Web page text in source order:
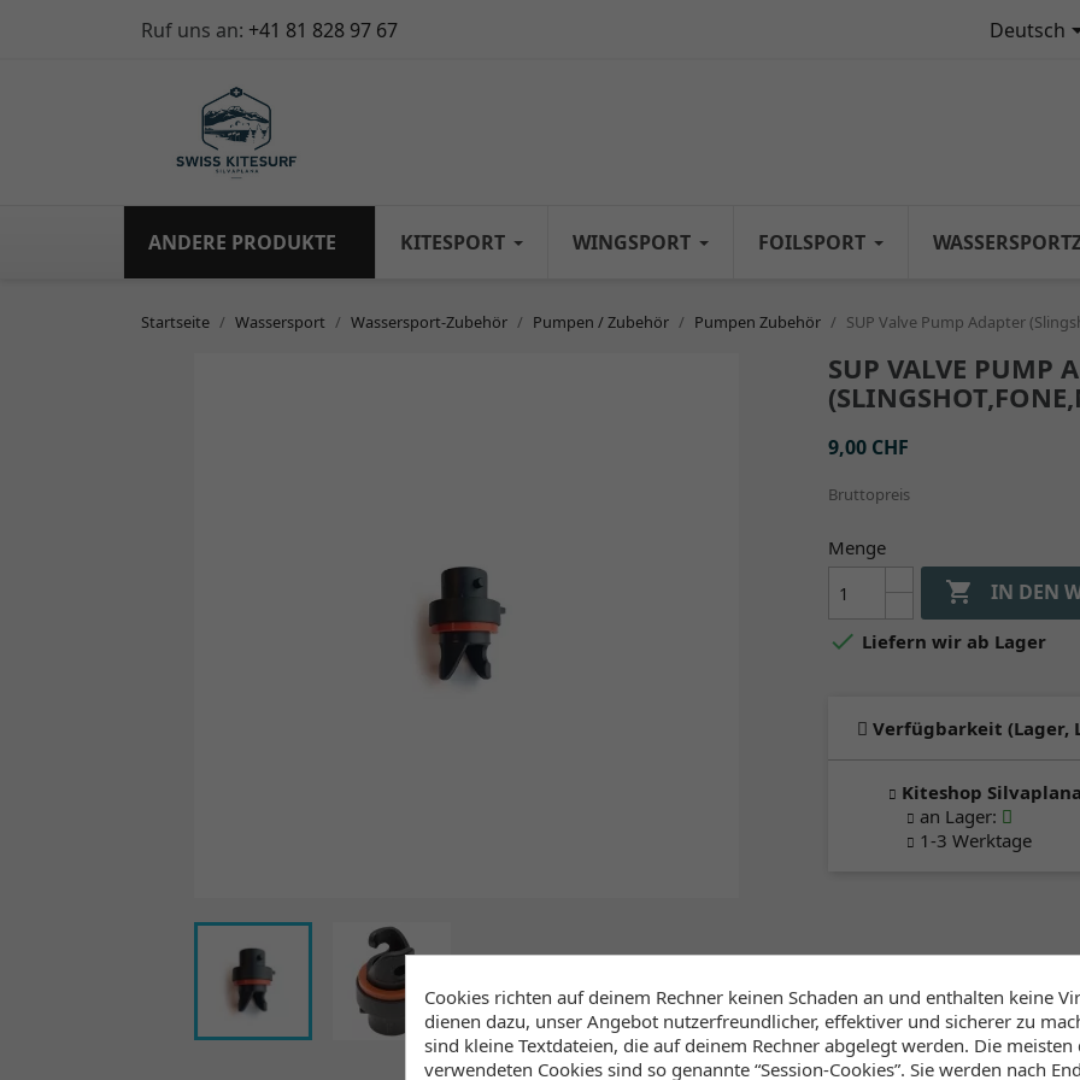
Ruf uns an: +41 81 828 97 67 Deutsch
ANDERE PRODUKTE KITESPORT WINGSPORT FOILSPORT
Startseite Wassersport Wassersport-Zubehör Pumpen / Zubehör Pumpen Zubehör SUP Valve Pump Adapter
SUP VALVE PUMP
9,00 CHF
Bruttopreis
Menge
 IN DEN
 Liefern wir ab Lager
Verfügbarkeit (Lager,
Kiteshop Silvaplana
an Lager:
1-3 Werktage
Cookies richten auf deinem Rechner keinen Schaden an und enthalten keine
dienen dazu, unser Angebot nutzerfreundlicher, effektiver und sicherer zu
sind kleine Textdateien, die auf deinem Rechner abgelegt werden. Die
verwendeten Cookies sind so genannte “Session-Cookies”. Sie werden nach